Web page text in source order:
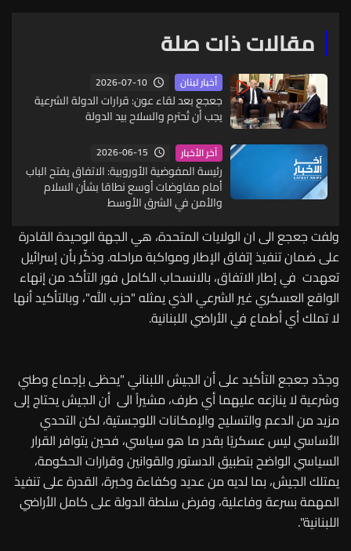
مقالات ذات صلة
أخبار لبنان 2026-07-10
جعجع بعد لقاء عون: قرارات الدولة الشرعية
يجب أن تُحترم والسلاح بيد الدولة
آخر الأخبار 2026-06-15
رئيسة المفوضية الأوروبية: الاتفاق يفتح الباب
أمام مفاوضات أوسع نطاقا بشأن السلام
والأمن في الشرق الأوسط
ولفت جعجع الى ان الولايات المتحدة، هي الجهة الوحيدة القادرة
على ضمان تنفيذ إتفاق الإطار ومواكبة مراحله. وذكّر بأن إسرائيل
تعهدت في إطار الاتفاق، بالانسحاب الكامل فور التأكد من إنهاء
الواقع العسكري غير الشرعي الذي يمثله "حزب الله"، وبالتأكيد أنها
لا تملك أي أطماع في الأراضي اللبنانية.
وجدّد جعجع التأكيد على أن الجيش اللبناني "يحظى بإجماع وطني
وشرعية لا ينازعه عليهما أي طرف، مشيراً الى أن الجيش يحتاج إلى
مزيد من الدعم والتسليح والإمكانات اللوجستية، لكن التحدي
الأساسي ليس عسكريًا بقدر ما هو سياسي، فحين يتوافر القرار
السياسي الواضح بتطبيق الدستور والقوانين وقرارات الحكومة،
يمتلك الجيش، بما لديه من عديد وكفاءة وخبرة، القدرة على تنفيذ
المهمة بسرعة وفاعلية، وفرض سلطة الدولة على كامل الأراضي
اللبنانية".